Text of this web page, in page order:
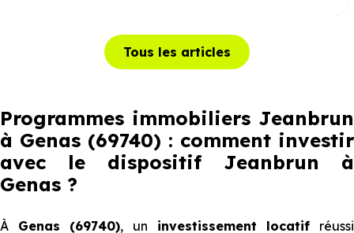
Tous les articles
Programmes immobiliers Jeanbrun
à Genas (69740) : comment investir
avec le dispositif Jeanbrun à
Genas ?
À Genas (69740), un investissement locatif réussi